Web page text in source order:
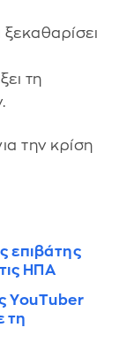
τη
την κρίση
επιβάτης
ΗΠΑ
YouTuber
τη